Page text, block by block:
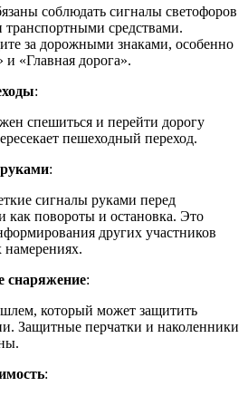
соблюдать сигналы светофоров
транспортными средствами.
за дорожными знаками, особенно
и «Главная дорога».
:
спешиться и перейти дорогу
пешеходный переход.
:
сигналы руками перед
как повороты и остановка. Это
других участников
снаряжение:
который может защитить
Защитные перчатки и наколенники
: